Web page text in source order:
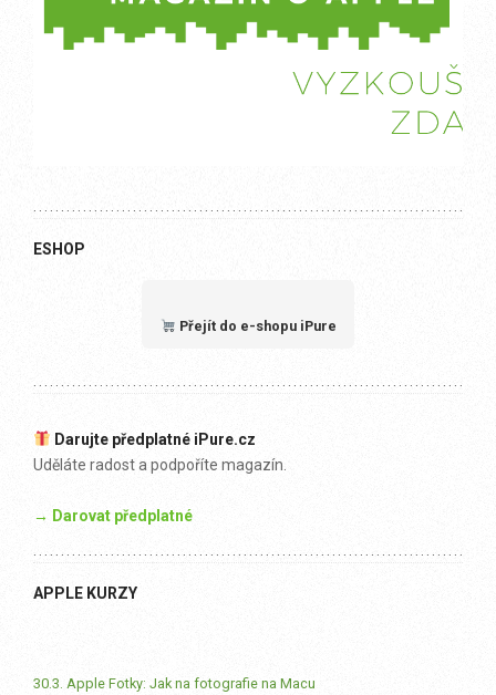
ESHOP
Přejít do e-shopu iPure
Darujte předplatné iPure.cz
Uděláte radost a podpoříte magazín.
→ Darovat předplatné
APPLE KURZY
30.3. Apple Fotky: Jak na fotografie na Macu